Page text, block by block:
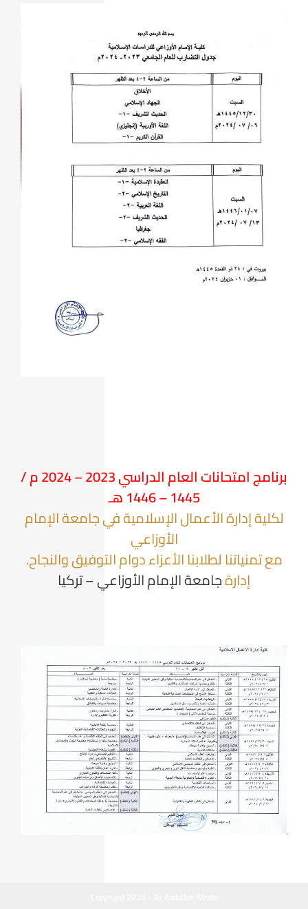
برنامج امتحانات العام الدراسي 2023 – 2024 م /
1445 – 1446 هـ
لكلية إدارة الأعمال الإسلامية في جامعة الإمام
الأوزاعي
مع تمنياتنا لطلابنا الأعزاء دوام التوفيق والنجاح.
إدارةجامعة الإمام الأوزاعي – تركيا